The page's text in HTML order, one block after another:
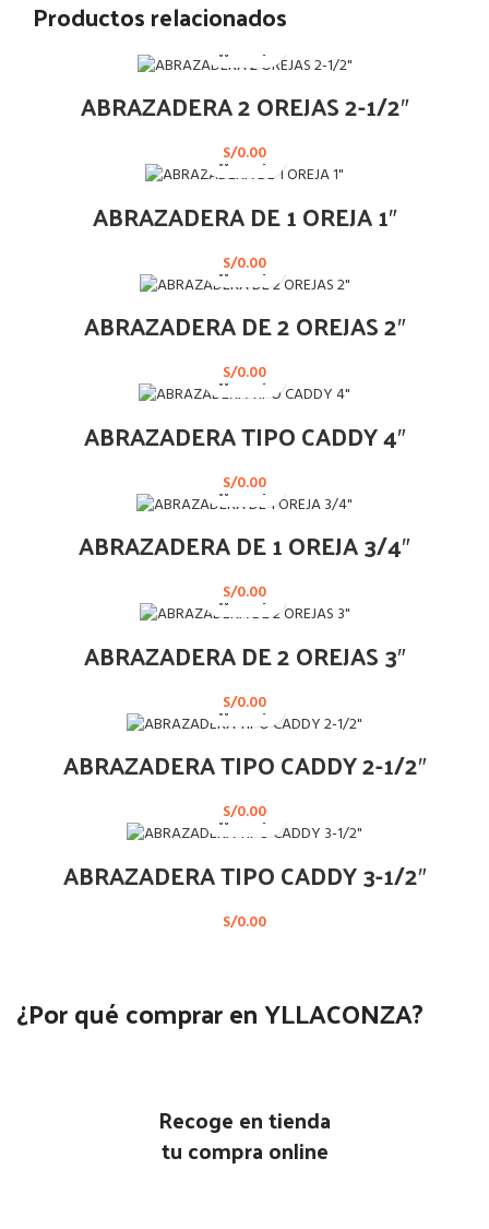
Productos relacionados
ABRAZADERA 2 OREJAS 2-1/2″
S/0.00
ABRAZADERA DE 1 OREJA 1″
S/0.00
ABRAZADERA DE 2 OREJAS 2″
S/0.00
ABRAZADERA TIPO CADDY 4″
S/0.00
ABRAZADERA DE 1 OREJA 3/4″
S/0.00
ABRAZADERA DE 2 OREJAS 3″
S/0.00
ABRAZADERA TIPO CADDY 2-1/2″
S/0.00
ABRAZADERA TIPO CADDY 3-1/2″
S/0.00
¿Por qué comprar en YLLACONZA?
Recoge en tienda
tu compra online